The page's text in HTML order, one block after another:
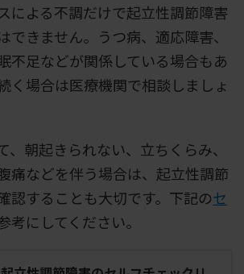
による不調だけで起立性調節障害
できません。うつ病、適応障害、
不足などが関係している場合もあ
く場合は医療機関で相談しましょ
、朝起きられない、立ちくらみ、
痛などを伴う場合は、起立性調節
認することも大切です。下記のセ
考にしてください。